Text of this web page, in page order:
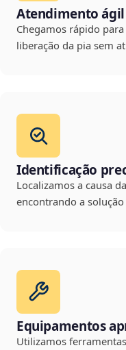
Atendimento ágil
Chegamos rápido
liberação da pia sem
Identificação
Localizamos a causa
encontrando a
Equipamentos
Utilizamos